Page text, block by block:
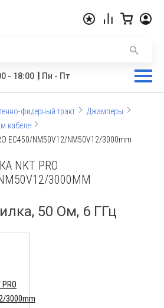
- 18:00 Пн - Пт
фидерный тракт
Джамперы
кабеле
EC450/NM50V12/NM50V12/3000mm
NKT PRO
3000MM
50 Ом, 6 ГГц